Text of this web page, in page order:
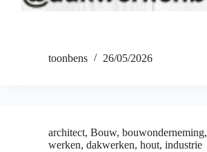
toonbens 26/05/2026
architect, Bouw, bouwonderneming,
werken, dakwerken, hout, industrie